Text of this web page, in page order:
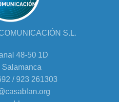
S.L.
48-50 1D
Salamanca
/ 923 261303